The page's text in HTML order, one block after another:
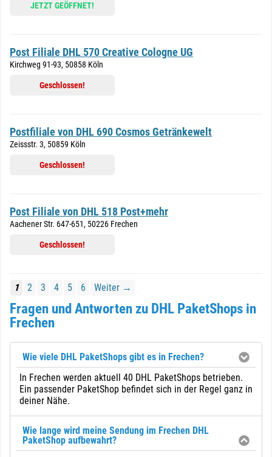
JETZT GEÖFFNET!
Post Filiale DHL 570 Creative Cologne UG
Kirchweg 91-93, 50858 Köln
Geschlossen!
Postfiliale von DHL 690 Cosmos Getränkewelt
Zeissstr. 3, 50859 Köln
Geschlossen!
Post Filiale von DHL 518 Post+mehr
Aachener Str. 647-651, 50226 Frechen
Geschlossen!
1 2 3 4 5 6 Weiter →
Fragen und Antworten zu DHL PaketShops in
Frechen
Wie viele DHL PaketShops gibt es in Frechen?
In Frechen werden aktuell 40 DHL PaketShops betrieben.
Ein passender PaketShop befindet sich in der Regel ganz in
deiner Nähe.
Wie lange wird meine Sendung im Frechen DHL
PaketShop aufbewahrt?